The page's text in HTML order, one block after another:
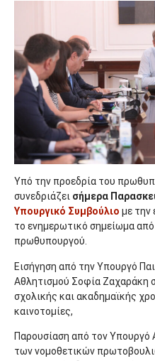
Υπό την προεδρία του
συνεδριάζει σήμερα
Υπουργικό Συμβούλιο με την
το ενημερωτικό σημείωμα
πρωθυπουργού.
Εισήγηση από την Υπουργό
Αθλητισμού Σοφία Ζαχαράκη
σχολικής και ακαδημαϊκής
καινοτομίες,
Παρουσίαση από τον
των νομοθετικών